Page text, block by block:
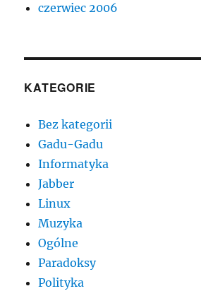
czerwiec 2006
KATEGORIE
Bez kategorii
Gadu-Gadu
Informatyka
Jabber
Linux
Muzyka
Ogólne
Paradoksy
Polityka